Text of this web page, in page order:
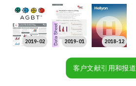
2019-02 2019-01 2018-12
客户文献引用和报道